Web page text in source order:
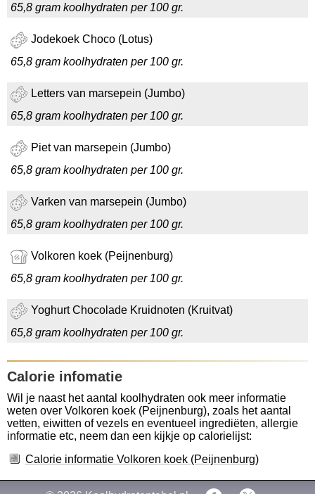
65,8 gram koolhydraten per 100 gr.
Jodekoek Choco (Lotus)
65,8 gram koolhydraten per 100 gr.
Letters van marsepein (Jumbo)
65,8 gram koolhydraten per 100 gr.
Piet van marsepein (Jumbo)
65,8 gram koolhydraten per 100 gr.
Varken van marsepein (Jumbo)
65,8 gram koolhydraten per 100 gr.
Volkoren koek (Peijnenburg)
65,8 gram koolhydraten per 100 gr.
Yoghurt Chocolade Kruidnoten (Kruitvat)
65,8 gram koolhydraten per 100 gr.
Calorie infomatie
Wil je naast het aantal koolhydraten ook meer informatie
weten over Volkoren koek (Peijnenburg), zoals het aantal
vetten, eiwitten of vezels en eventueel ingrediëten, allergie
informatie etc, neem dan een kijkje op calorielijst:
Calorie informatie Volkoren koek (Peijnenburg)